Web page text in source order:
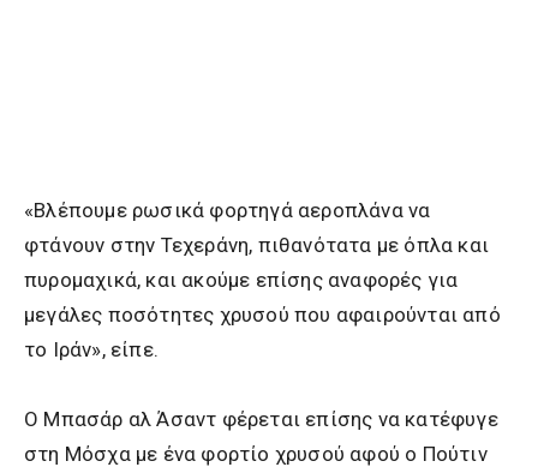
«Βλέπουμε ρωσικά φορτηγά αεροπλάνα να
φτάνουν στην Τεχεράνη, πιθανότατα με όπλα και
πυρομαχικά, και ακούμε επίσης αναφορές για
μεγάλες ποσότητες χρυσού που αφαιρούνται από
το Ιράν», είπε.
Ο Μπασάρ αλ Άσαντ φέρεται επίσης να κατέφυγε
στη Μόσχα με ένα φορτίο χρυσού αφού ο Πούτιν